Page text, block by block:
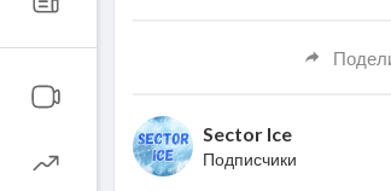
Sector Ice
Подписчики